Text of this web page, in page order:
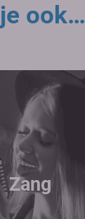
ook…
Zang